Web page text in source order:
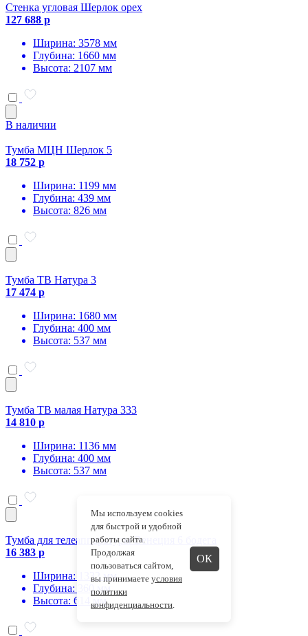
Стенка угловая Шерлок орех
127 688 р
Ширина: 3578 мм
Глубина: 1660 мм
Высота: 2107 мм
В наличии
Тумба МЦН Шерлок 5
18 752 р
Ширина: 1199 мм
Глубина: 439 мм
Высота: 826 мм
Тумба ТВ Натура 3
17 474 р
Ширина: 1680 мм
Глубина: 400 мм
Высота: 537 мм
Тумба ТВ малая Натура 333
14 810 р
Ширина: 1136 мм
Глубина: 400 мм
Высота: 537 мм
Тумба для телеаппаратуры Венеция 6 бодега
16 383 р
Ширина: 1332 мм
Глубина: 360 мм
Высота: 614 мм
Мы используем cookies
для быстрой и удобной
работы сайта.
Продолжая
пользоваться сайтом,
вы принимаете условия
политики
конфиденциальности.
ОК